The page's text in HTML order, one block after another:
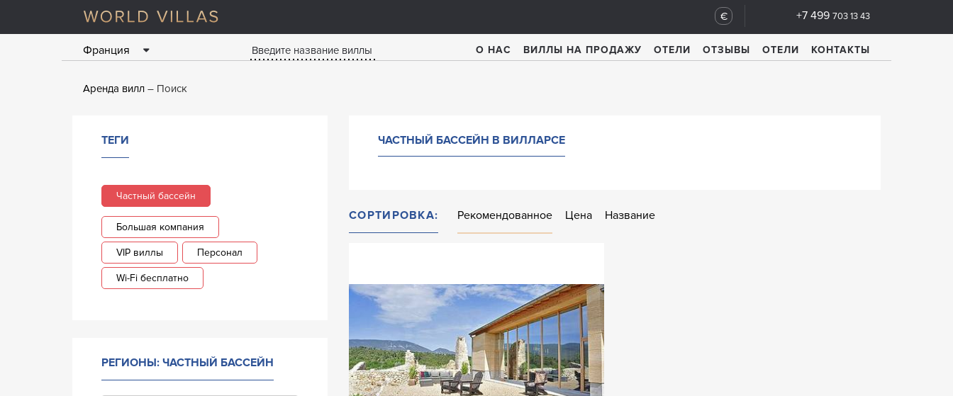
+7 499 703 13 43
€
Франция О НАС ВИЛЛЫ НА ПРОДАЖУ ОТЕЛИ ОТЗЫВЫ ОТЕЛИ КОНТАКТЫ
Аренда вилл Поиск
ТЕГИ
Частный бассейн
Большая компания
VIP виллы Персонал
Wi-Fi бесплатно
РЕГИОНЫ: ЧАСТНЫЙ БАССЕЙН
ЧАСТНЫЙ БАССЕЙН В ВИЛЛАРСЕ
СОРТИРОВКА: Рекомендованное Цена Название